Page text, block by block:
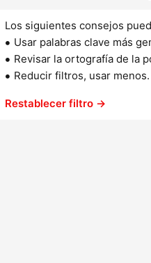
Los siguientes consejos
Usar palabras clave más
Revisar la ortografía de la
Reducir filtros, usar menos.
Restablecer filtro →